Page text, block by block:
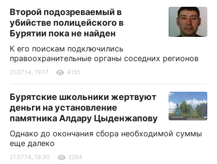
Второй подозреваемый в
убийстве полицейского в
Бурятии пока не найден
К его поискам подключились
правоохранительные органы соседних регионов
21.07.14, 19:17 4155
Бурятские школьники жертвуют
деньги на установление
памятника Алдару Цыденжапову
Однако до окончания сбора необходимой суммы
еще далеко
21.07.14, 18:30 2264